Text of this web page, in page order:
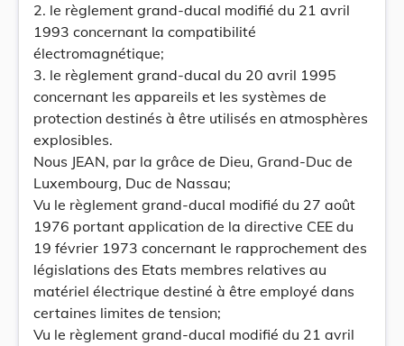
2. le règlement grand-ducal modifié du 21 avril
1993 concernant la compatibilité
électromagnétique;
3. le règlement grand-ducal du 20 avril 1995
concernant les appareils et les systèmes de
protection destinés à être utilisés en atmosphères
explosibles.
Nous JEAN, par la grâce de Dieu, Grand-Duc de
Luxembourg, Duc de Nassau;
Vu le règlement grand-ducal modifié du 27 août
1976 portant application de la directive CEE du
19 février 1973 concernant le rapprochement des
législations des Etats membres relatives au
matériel électrique destiné à être employé dans
certaines limites de tension;
Vu le règlement grand-ducal modifié du 21 avril